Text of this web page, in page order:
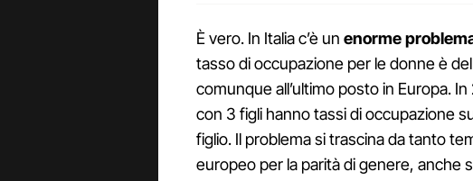
È vero. In Italia c’è un enorme
tasso di occupazione per le donne è
comunque all’ultimo posto in Europa.
con 3 figli hanno tassi di occupazione
figlio. Il problema si trascina da tanto
europeo per la parità di genere, anche